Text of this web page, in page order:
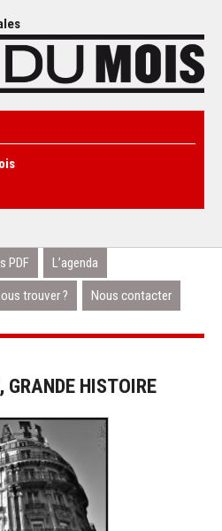
PDF L’agenda
trouver ? Nous contacter
HISTOIRE